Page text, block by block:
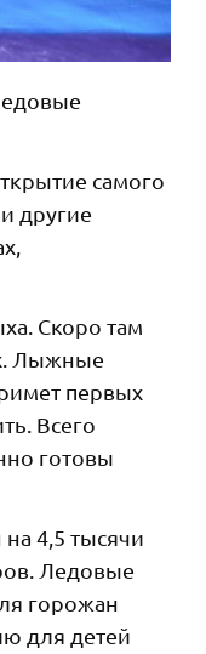
самого
другие
Скоро там
Лыжные
первых
Всего
готовы
4,5 тысячи
Ледовые
горожан
для детей